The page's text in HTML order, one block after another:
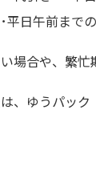
平日午前まで
場合や、繁忙
、ゆうパック